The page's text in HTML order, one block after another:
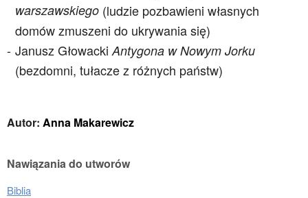
warszawskiego (ludzie pozbawieni własnych
domów zmuszeni do ukrywania się)
Janusz Głowacki Antygona w Nowym Jorku
(bezdomni, tułacze z różnych państw)
Autor: Anna Makarewicz
Nawiązania do utworów
Biblia